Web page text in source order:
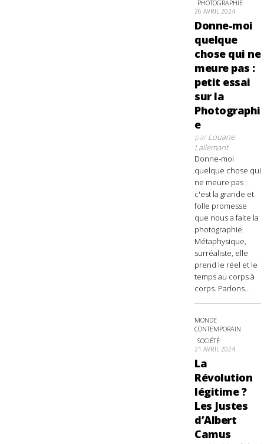
PHOTOGRAPHIE
26 AVRIL 2024
Donne-moi
quelque
chose qui ne
meure pas :
petit essai
sur la
Photographi
e
parLouane
Lallemant
Donne-moi
quelque chose qui
ne meure pas :
c'est la grande et
folle promesse
que nous a faite la
photographie.
Métaphysique,
surréaliste, elle
prend le réel et le
temps au corps à
corps. Parlons...
MONDE
CONTEMPORAIN
SOCIÉTÉ
21 AVRIL 2024
La
Révolution
légitime ?
Les Justes
d’Albert
Camus